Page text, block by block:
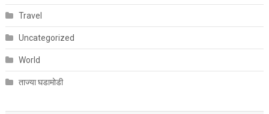
Travel
Uncategorized
World
ताज्या घडामोडी